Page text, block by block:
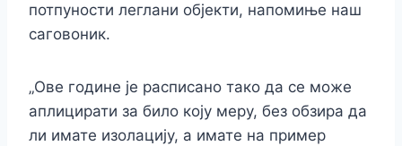
потпуности леглани објекти, напомиње наш
саговоник.
„Ове године је расписано тако да се може
аплицирати за било коју меру, без обзира да
ли имате изолацију, а имате на пример